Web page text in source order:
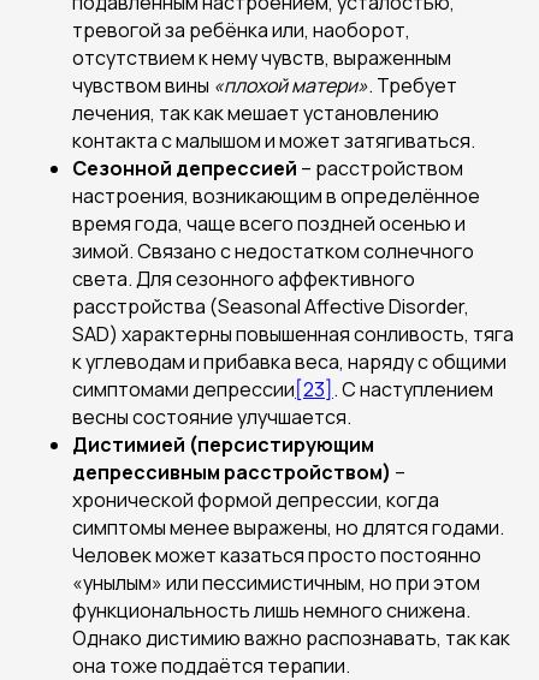
тревогой за ребёнка или, наоборот,
отсутствием к нему чувств, выраженным
чувством вины «плохой матери». Требует
лечения, так как мешает установлению
контакта с малышом и может затягиваться.
Сезонной депрессией – расстройством
настроения, возникающим в определённое
время года, чаще всего поздней осенью и
зимой. Связано с недостатком солнечного
света. Для сезонного аффективного
расстройства (Seasonal Affective Disorder,
SAD) характерны повышенная сонливость, тяга
к углеводам и прибавка веса, наряду с общими
симптомами депрессии[23] . С наступлением
весны состояние улучшается.
Дистимией (персистирующим
депрессивным расстройством) –
хронической формой депрессии, когда
симптомы менее выражены, но длятся годами.
Человек может казаться просто постоянно
«унылым» или пессимистичным, но при этом
функциональность лишь немного снижена.
Однако дистимию важно распознавать, так как
она тоже поддаётся терапии.